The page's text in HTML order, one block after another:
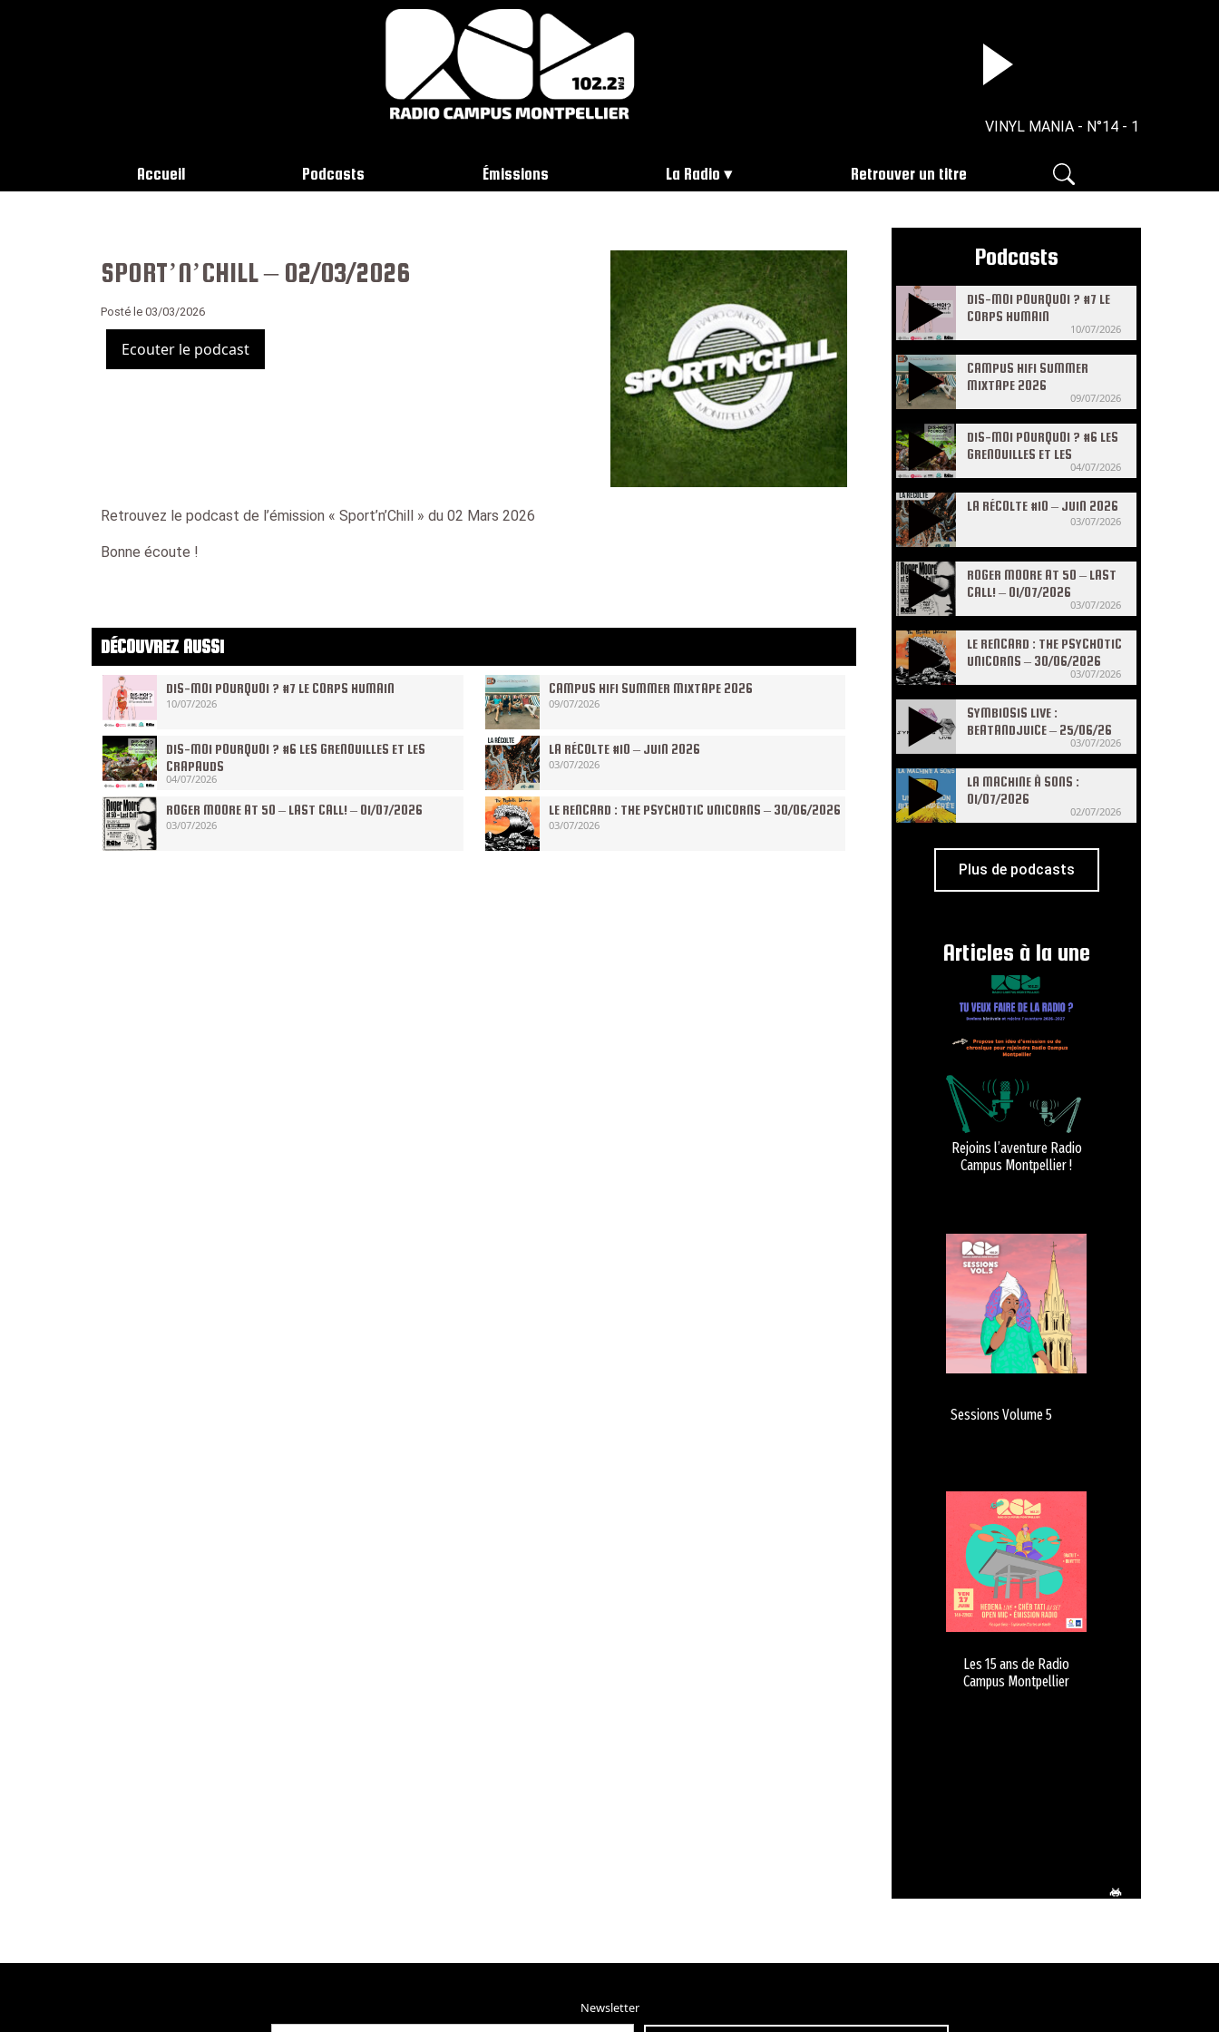
VINYL MANIA - N°14 - 16/04/2026
Accueil Podcasts Émissions La Radio Retrouver un titre
SPORT’N’CHILL – 02/03/2026
Posté le 03/03/2026
Ecouter le podcast
Retrouvez le podcast de l’émission « Sport’n’Chill » du 02 Mars 2026
Bonne écoute !
DÉCOUVREZ AUSSI
DIS-MOI POURQUOI ? #7 LE CORPS HUMAIN
10/07/2026
CAMPUS HIFI SUMMER MIXTAPE 2026
09/07/2026
DIS-MOI POURQUOI ? #6 LES GRENOUILLES ET LES
CRAPAUDS
04/07/2026
LA RÉCOLTE #10 – JUIN 2026
03/07/2026
ROGER MOORE AT 50 – LAST CALL! – 01/07/2026
03/07/2026
LE RENCARD : THE PSYCHOTIC UNICORNS – 30/06/2026
03/07/2026
Podcasts
DIS-MOI POURQUOI ? #7 LE
CORPS HUMAIN
10/07/2026
CAMPUS HIFI SUMMER
MIXTAPE 2026
09/07/2026
DIS-MOI POURQUOI ? #6 LES
GRENOUILLES ET LES
04/07/2026
LA RÉCOLTE #10 – JUIN 2026
03/07/2026
ROGER MOORE AT 50 – LAST
CALL! – 01/07/2026
03/07/2026
LE RENCARD : THE PSYCHOTIC
UNICORNS – 30/06/2026
03/07/2026
SYMBIOSIS LIVE :
BEATANDJUICE – 25/06/26
03/07/2026
LA MACHINE À SONS :
01/07/2026
02/07/2026
Plus de podcasts
Articles à la une
Rejoins l’aventure Radio
Campus Montpellier !
Sessions Volume 5
Les 15 ans de Radio
Campus Montpellier
Newsletter